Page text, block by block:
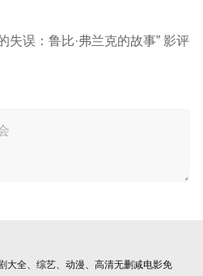
失误：鲁比·弗兰克的故事” 影评
大全、综艺、动漫、高清无删减电影免